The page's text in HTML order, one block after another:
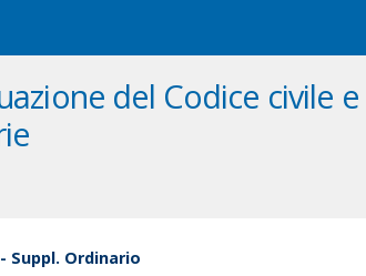
del Codice civile e
Suppl. Ordinario